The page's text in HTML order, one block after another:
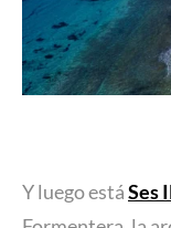
Y luego estáSes